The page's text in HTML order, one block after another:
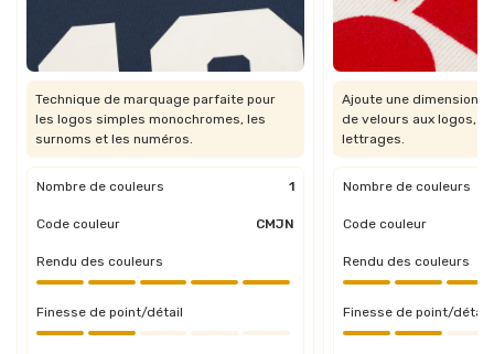
Technique de marquage parfaite pour
les logos simples monochromes, les
surnoms et les numéros.
Nombre de couleurs 1
Code couleur CMJN
Rendu des couleurs
Finesse de point/détail
Ajoute une dimension
de velours aux logos,
lettrages.
Nombre de couleurs
Code couleur
Rendu des couleurs
Finesse de point/détail